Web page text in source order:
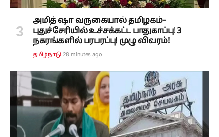
அமித் ஷா வருகையால் தமிழகம்–
புதுச்சேரியில் உச்சக்கட்ட பாதுகாப்பு! 3
நகரங்களில் பரபரப்பு! முழு விவரம்!
தமிழ்நாடு 28 minutes ago